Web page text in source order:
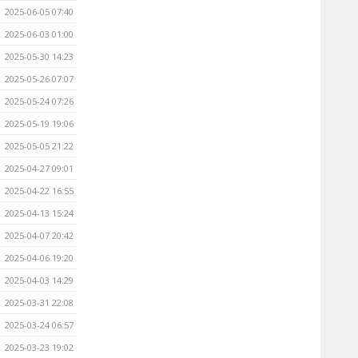
2025-06-05 07:40
2025-06-03 01:00
2025-05-30 14:23
2025-05-26 07:07
2025-05-24 07:26
2025-05-19 19:06
2025-05-05 21:22
2025-04-27 09:01
2025-04-22 16:55
2025-04-13 15:24
2025-04-07 20:42
2025-04-06 19:20
2025-04-03 14:29
2025-03-31 22:08
2025-03-24 06:57
2025-03-23 19:02